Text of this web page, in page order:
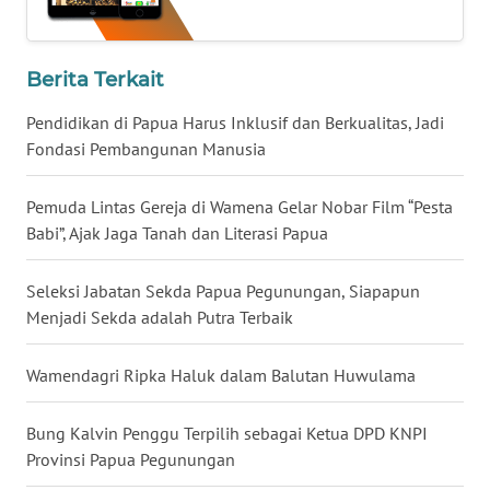
Berita Terkait
Pendidikan di Papua Harus Inklusif dan Berkualitas, Jadi
Fondasi Pembangunan Manusia
Pemuda Lintas Gereja di Wamena Gelar Nobar Film “Pesta
Babi”, Ajak Jaga Tanah dan Literasi Papua
Seleksi Jabatan Sekda Papua Pegunungan, Siapapun
Menjadi Sekda adalah Putra Terbaik
Wamendagri Ripka Haluk dalam Balutan Huwulama
Bung Kalvin Penggu Terpilih sebagai Ketua DPD KNPI
Provinsi Papua Pegunungan
WN
KALBAR
WN
WN
WN
SULSEL